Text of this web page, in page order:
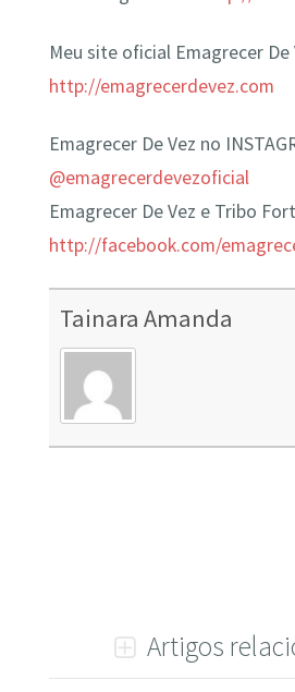
Meu site oficial Emagrecer De
http://emagrecerdevez.com
Emagrecer De Vez no
@emagrecerdevezoficial
Emagrecer De Vez e Tribo
http://facebook.com/
Tainara Amanda
Artigos